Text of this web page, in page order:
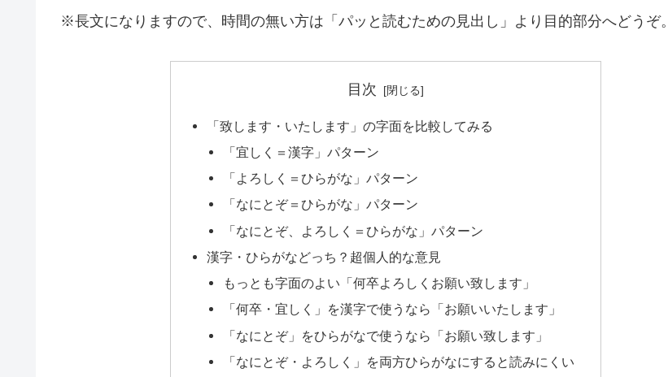
※長文になりますので、時間の無い方は「パッと読むための見出し」より目的部分へどうぞ。
目次
「致します・いたします」の字面を比較してみる
「宜しく＝漢字」パターン
「よろしく＝ひらがな」パターン
「なにとぞ＝ひらがな」パターン
「なにとぞ、よろしく＝ひらがな」パターン
漢字・ひらがなどっち？超個人的な意見
もっとも字面のよい「何卒よろしくお願い致します」
「何卒・宜しく」を漢字で使うなら「お願いいたします」
「なにとぞ」をひらがなで使うなら「お願い致します」
「なにとぞ・よろしく」を両方ひらがなにすると読みにくい